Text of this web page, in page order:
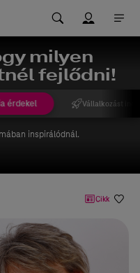
milyen
fejlődni!
érdekel Vállalkozást
inspirálódnál.
Cikk